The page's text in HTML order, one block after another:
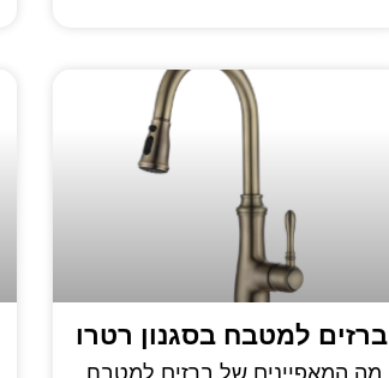
ברזים למטבח בסגנון רטרו
מה המאפיינים של ברזים למטבח